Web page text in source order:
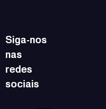
Siga-nos
nas
redes
sociais